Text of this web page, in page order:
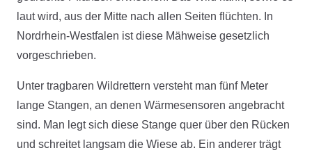
laut wird, aus der Mitte nach allen Seiten flüchten. In
Nordrhein-Westfalen ist diese Mähweise gesetzlich
vorgeschrieben.
Unter tragbaren Wildrettern versteht man fünf Meter
lange Stangen, an denen Wärmesensoren angebracht
sind. Man legt sich diese Stange quer über den Rücken
und schreitet langsam die Wiese ab. Ein anderer trägt